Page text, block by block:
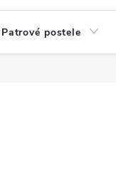
Patrové postele